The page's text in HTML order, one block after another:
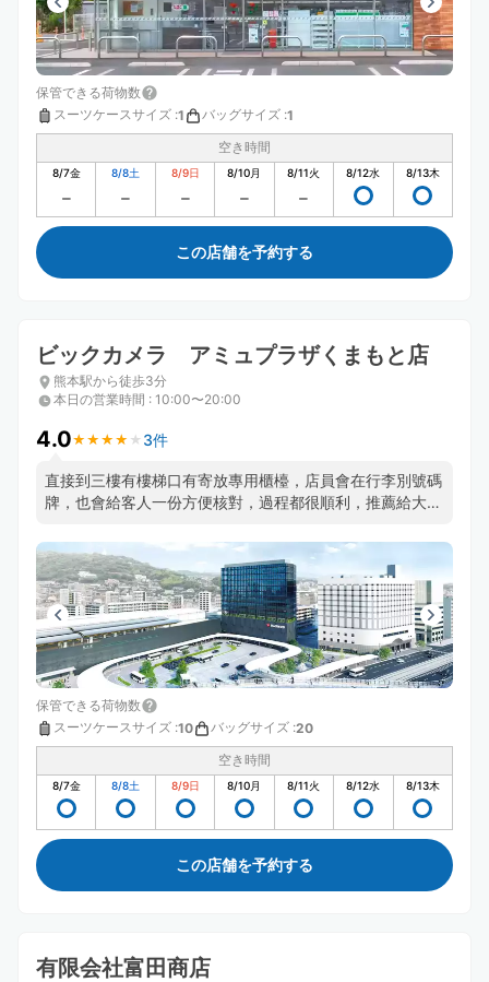
保管できる荷物数
スーツケースサイズ :1 バッグサイズ :1
空き時間
8/7金 8/8土 8/9日 8/10月 8/11火 8/12水 8/13木
この店舗を予約する
ビックカメラ アミュプラザくまもと店
熊本駅から徒歩3分
本日の営業時間 : 10:00〜20:00
4.0★ ★ ★ ★ ★
★ ★ ★ ★ ★ 3件
直接到三樓有樓梯口有寄放專用櫃檯，店員會在行李別號碼
牌，也會給客人一份方便核對，過程都很順利，推薦給大行
保管できる荷物数
スーツケースサイズ :10 バッグサイズ :20
空き時間
8/7金 8/8土 8/9日 8/10月 8/11火 8/12水 8/13木
この店舗を予約する
有限会社富田商店